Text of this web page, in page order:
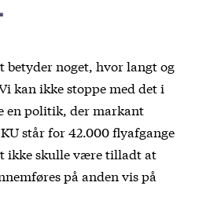
betyder noget, hvor langt og
kan ikke stoppe med det i
en politik, der markant
står for 42.000 flyafgange
ikke skulle være tilladt at
på anden vis på